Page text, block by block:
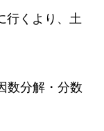
行くより、土
数分解・分数